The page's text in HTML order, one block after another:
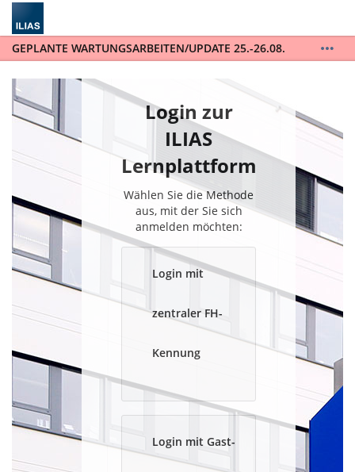
GEPLANTE WARTUNGSARBEITEN/UPDATE 25.-26.08.
ILIAS wird auf die Version 10 upgedatet. ILIAS steht
während der gesamten Wartungsarbeiten vom
25.-26.08. nicht zur Verfügung. / ILIAS will be
updated to version 10 and will not be available for
the entire scheduled maintenance from August 25th
to August 26th.
Login zur
ILIAS
Lernplattform
Wählen Sie die Methode
aus, mit der Sie sich
anmelden möchten:
Login mit
zentraler FH-
Kennung
Login mit Gast-